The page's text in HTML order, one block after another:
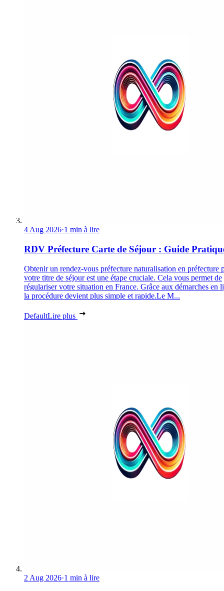
4 Aug 2026·1 min à lire
RDV Préfecture Carte de Séjour : Guide
Obtenir un rendez-vous préfecture naturalisation en préfecture
votre titre de séjour est une étape cruciale. Cela vous permet de
régulariser votre situation en France. Grâce aux démarches en
la procédure devient plus simple et rapide.Le M...
DefaultLire plus
2 Aug 2026·1 min à lire